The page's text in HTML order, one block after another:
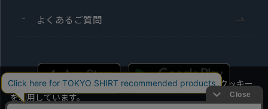
よくあるご質問
当社のウェブサイトでは、お客様の利便性向上のためにクッキー
を利用しています。